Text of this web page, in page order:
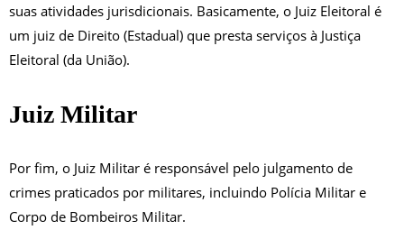
suas atividades jurisdicionais. Basicamente, o Juiz Eleitoral é
um juiz de Direito (Estadual) que presta serviços à Justiça
Eleitoral (da União).
Juiz Militar
Por fim, o Juiz Militar é responsável pelo julgamento de
crimes praticados por militares, incluindo Polícia Militar e
Corpo de Bombeiros Militar.